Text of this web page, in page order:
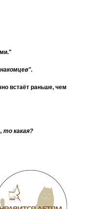
встаёт раньше, чем
то какая?